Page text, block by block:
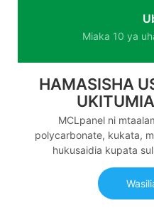
Miaka 10 ya
HAMASISHA
MCLpanel ni
polycarbonate, kukata,
hukusaidia kupata